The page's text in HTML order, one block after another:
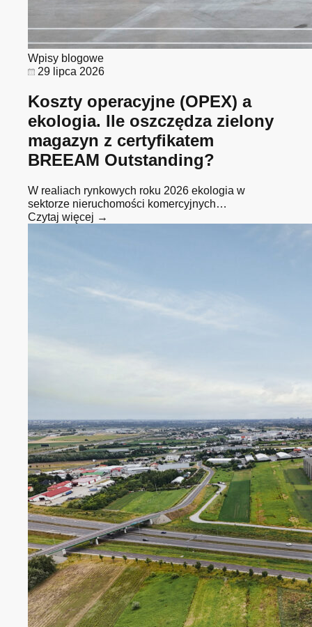
Wpisy blogowe
29 lipca 2026
Koszty operacyjne (OPEX) a
ekologia. Ile oszczędza zielony
magazyn z certyfikatem
BREEAM Outstanding?
W realiach rynkowych roku 2026 ekologia w
sektorze nieruchomości komercyjnych…
Czytaj więcej →